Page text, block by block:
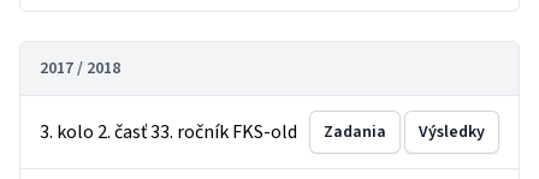
2017 / 2018
3. kolo 2. časť 33. ročník FKS-old Zadania Výsledky